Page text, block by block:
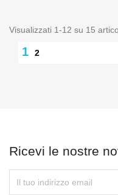
Visualizzati 1-12 su 15
1 2
Ricevi le nostre